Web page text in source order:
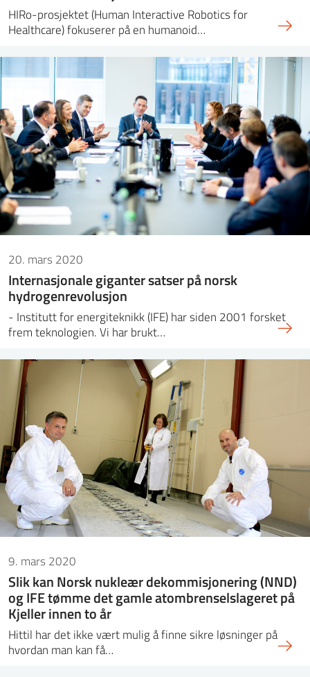
HIRo-prosjektet (Human Interactive Robotics for
Healthcare) fokuserer på en humanoid…
20. mars 2020
Internasjonale giganter satser på norsk
hydrogenrevolusjon
- Institutt for energiteknikk (IFE) har siden 2001 forsket
frem teknologien. Vi har brukt…
9. mars 2020
Slik kan Norsk nukleær dekommisjonering (NND)
og IFE tømme det gamle atombrenselslageret på
Kjeller innen to år
Hittil har det ikke vært mulig å finne sikre løsninger på
hvordan man kan få…